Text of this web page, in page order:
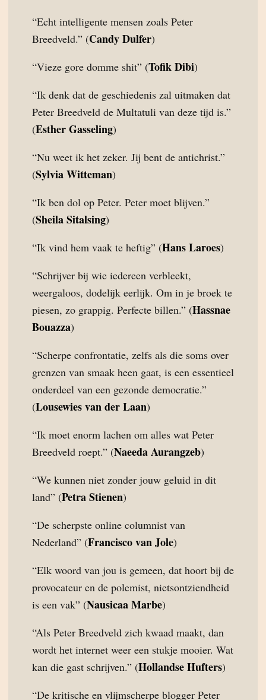
“Echt intelligente mensen zoals Peter
Breedveld.” (Candy Dulfer)
“Vieze gore domme shit” (Tofik Dibi)
“Ik denk dat de geschiedenis zal uitmaken dat
Peter Breedveld de Multatuli van deze tijd is.”
(Esther Gasseling)
“Nu weet ik het zeker. Jij bent de antichrist.”
(Sylvia Witteman)
“Ik ben dol op Peter. Peter moet blijven.”
(Sheila Sitalsing)
“Ik vind hem vaak te heftig” (Hans Laroes)
“Schrijver bij wie iedereen verbleekt,
weergaloos, dodelijk eerlijk. Om in je broek te
piesen, zo grappig. Perfecte billen.” (Hassnae
Bouazza)
“Scherpe confrontatie, zelfs als die soms over
grenzen van smaak heen gaat, is een essentieel
onderdeel van een gezonde democratie.”
(Lousewies van der Laan)
“Ik moet enorm lachen om alles wat Peter
Breedveld roept.” (Naeeda Aurangzeb)
“We kunnen niet zonder jouw geluid in dit
land” (Petra Stienen)
“De scherpste online columnist van
Nederland” (Francisco van Jole)
“Elk woord van jou is gemeen, dat hoort bij de
provocateur en de polemist, nietsontziendheid
is een vak” (Nausicaa Marbe)
“Als Peter Breedveld zich kwaad maakt, dan
wordt het internet weer een stukje mooier. Wat
kan die gast schrijven.” (Hollandse Hufters)
“De kritische en vlijmscherpe blogger Peter